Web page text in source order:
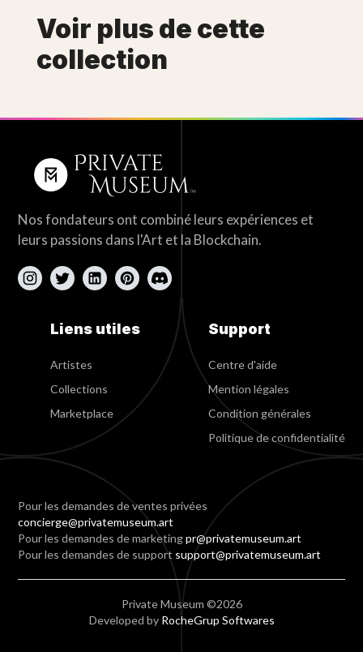
Voir plus de cette
collection
Nos fondateurs ont combiné leurs expériences et
leurs passions dans l'Art et la Blockchain.
Liens utiles
Artistes
Collections
Marketplace
Support
Centre d'aide
Mention légales
Condition générales
Politique de confidentialité
Pour les demandes de ventes privées
concierge@privatemuseum.art
Pour les demandes de marketingpr@privatemuseum.art
Pour les demandes de support support@privatemuseum.art
Private Museum ©2026
Developed by RocheGrup Softwares